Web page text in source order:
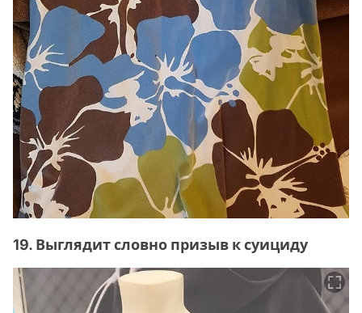
19. Выглядит словно призыв к суициду